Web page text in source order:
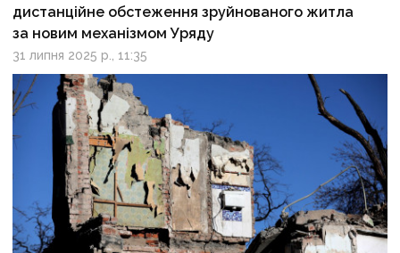
дистанційне обстеження зруйнованого житла
за новим механізмом Уряду
31 липня 2025 р., 11:35